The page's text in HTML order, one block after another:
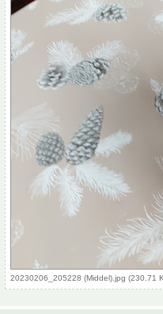
20230206_205228 (Middel).jpg (230.71